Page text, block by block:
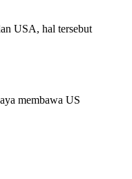
USA, hal tersebut
membawa US